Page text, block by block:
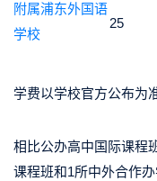
附属浦东外国语
学校
25
学费以学校官方公布为
相比公办高中国际课程
课程班和1所中外合作